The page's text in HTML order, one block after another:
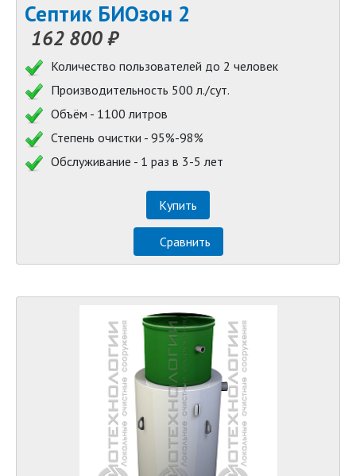
Септик БИОзон 2
162 800 ₽
Количество пользователей до 2 человек
Производительность 500 л./сут.
Объём - 1100 литров
Степень очистки - 95%-98%
Обслуживание - 1 раз в 3-5 лет
Купить
Сравнить